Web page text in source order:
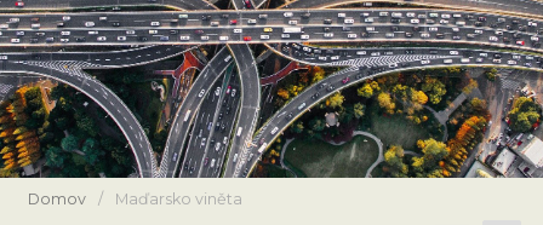
Domov / Maďarsko viněta